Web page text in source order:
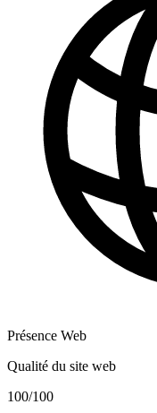
Présence Web
Qualité du site web
100/100